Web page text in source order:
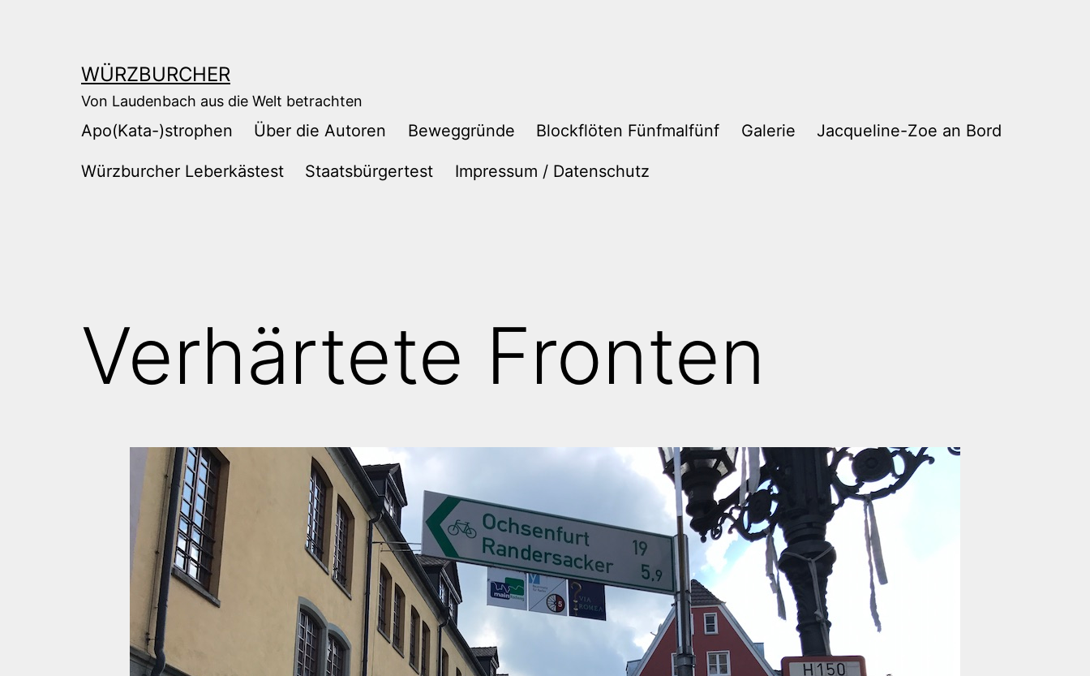
WÜRZBURCHER
Von Laudenbach aus die Welt betrachten
Apo(Kata-)strophen Über die Autoren Beweggründe Blockflöten Fünfmalfünf Galerie Jacqueline-Zoe an Bord
Würzburcher Leberkästest Staatsbürgertest Impressum / Datenschutz
Verhärtete Fronten